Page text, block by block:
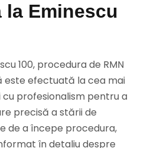
la Eminescu
100, procedura de RMN
efectuată la cea mai
profesionalism pentru a
precisă a stării de
de a începe procedura,
în detaliu despre